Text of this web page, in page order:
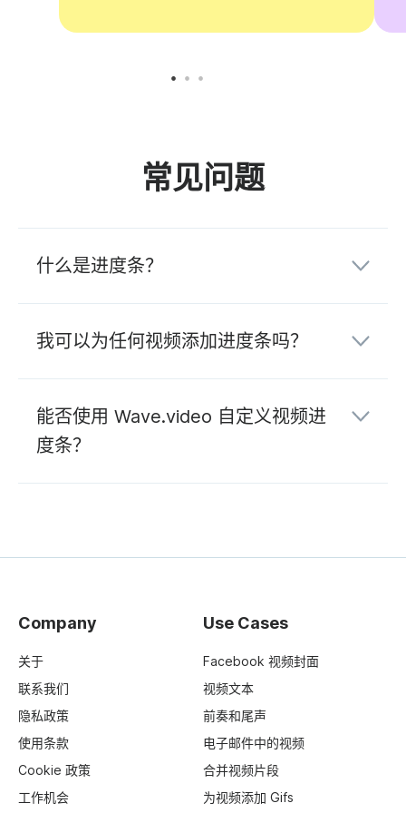
常见问题
什么是进度条？
我可以为任何视频添加进度条吗？
能否使用 Wave.video 自定义视频进
度条？
Company
关于
联系我们
隐私政策
使用条款
Cookie 政策
工作机会
Use Cases
Facebook 视频封面
视频文本
前奏和尾声
电子邮件中的视频
合并视频片段
为视频添加 Gifs